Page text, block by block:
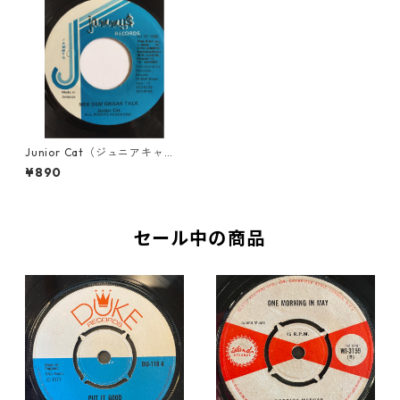
Junior Cat（ジュニアキャッ
ト） - Mek Dem Gwaan Talk
【7'】
¥890
セール中の商品